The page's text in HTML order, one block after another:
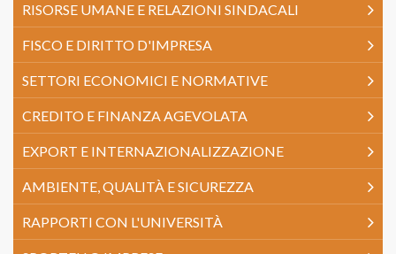
RISORSE UMANE E RELAZIONI SINDACALI
FISCO E DIRITTO D'IMPRESA
SETTORI ECONOMICI E NORMATIVE
CREDITO E FINANZA AGEVOLATA
EXPORT E INTERNAZIONALIZZAZIONE
AMBIENTE, QUALITÀ E SICUREZZA
RAPPORTI CON L'UNIVERSITÀ